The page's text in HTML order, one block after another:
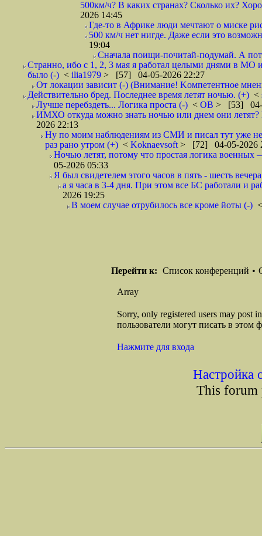
500км/ч? В каких странах? Сколько их?
2026 14:45
Где-то в Африке люди мечтают о миске
500 км/ч нет нигде. Даже если это
19:04
Сначала поищи-почитай-подумай. А
Странно, ибо с 1, 2, 3 мая я работал целыми днями в МО
было (-) < ilia1979 > [57] 04-05-2026 22:27
От локации зависит (-) (Внимание! Kомпетентное
Действительно бред. Последнее время летят ночью. (+) <
Лучше перебздеть... Логика проста (-) < ОВ > [53] 04-
ИМХО откуда можно знать ночью или днем они летят?
2026 22:13
Ну по моим наблюдениям из СМИ и писал тут уже
раз рано утром (+) < Koknaevsoft > [72] 04-05-2026
Ночью летят, потому что простая логика
05-2026 05:33
Я был свидетелем этого часов в пять - шесть
а я часа в 3-4 дня. При этом все БС работали и
2026 19:25
В моем случае отрубилось все кроме йоты (-)
Перейти к: Список конференций •
Array
Sorry, only registered users may post
пользователи могут писать в этом
Нажмите для входа
Настройка
This